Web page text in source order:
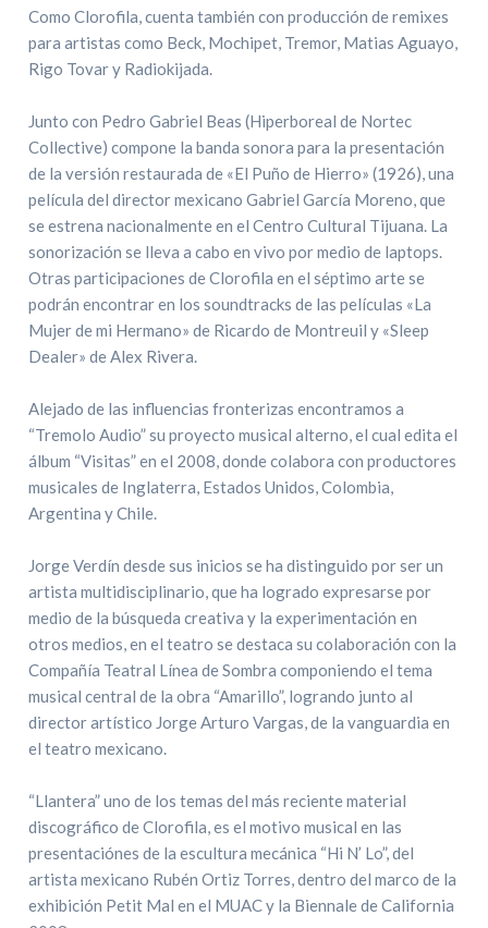
Como Clorofila, cuenta también con producción de remixes
para artistas como Beck, Mochipet, Tremor, Matias Aguayo,
Rigo Tovar y Radiokijada.
Junto con Pedro Gabriel Beas (Hiperboreal de Nortec
Collective) compone la banda sonora para la presentación
de la versión restaurada de «El Puño de Hierro» (1926), una
película del director mexicano Gabriel García Moreno, que
se estrena nacionalmente en el Centro Cultural Tijuana. La
sonorización se lleva a cabo en vivo por medio de laptops.
Otras participaciones de Clorofila en el séptimo arte se
podrán encontrar en los soundtracks de las películas «La
Mujer de mi Hermano» de Ricardo de Montreuil y «Sleep
Dealer» de Alex Rivera.
Alejado de las influencias fronterizas encontramos a
“Tremolo Audio” su proyecto musical alterno, el cual edita el
álbum “Visitas” en el 2008, donde colabora con productores
musicales de Inglaterra, Estados Unidos, Colombia,
Argentina y Chile.
Jorge Verdín desde sus inicios se ha distinguido por ser un
artista multidisciplinario, que ha logrado expresarse por
medio de la búsqueda creativa y la experimentación en
otros medios, en el teatro se destaca su colaboración con la
Compañía Teatral Línea de Sombra componiendo el tema
musical central de la obra “Amarillo”, logrando junto al
director artístico Jorge Arturo Vargas, de la vanguardia en
el teatro mexicano.
“Llantera” uno de los temas del más reciente material
discográfico de Clorofila, es el motivo musical en las
presentaciónes de la escultura mecánica “Hi N’ Lo”, del
artista mexicano Rubén Ortiz Torres, dentro del marco de la
exhibición Petit Mal en el MUAC y la Biennale de California